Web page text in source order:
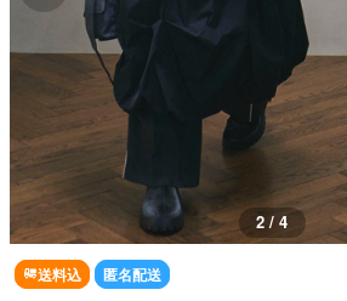
2 / 4
送料込 匿名配送